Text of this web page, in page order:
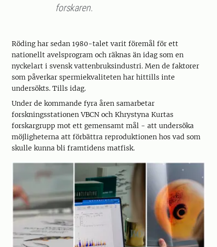
forskaren.
Röding har sedan 1980-talet varit föremål för ett
nationellt avelsprogram och räknas än idag som en
nyckelart i svensk vattenbruksindustri. Men de faktorer
som påverkar spermiekvaliteten har hittills inte
undersökts. Tills idag.
Under de kommande fyra åren samarbetar
forskningsstationen VBCN och Khrystyna Kurtas
forskargrupp mot ett gemensamt mål - att undersöka
möjligheterna att förbättra reproduktionen hos vad som
skulle kunna bli framtidens matfisk.